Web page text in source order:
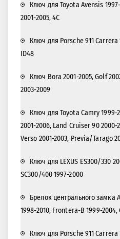
Ключ для Toyota Avensis
2001-2005, 4С
Ключ для Porsche 911
ID48
Ключ Bora 2001-2005, Golf
2003-2009
Ключ для Toyota Camry
2001-2006, Land Cruiser 90 2000-
Verso 2001-2003, Previa/Tarago
Ключ для LEXUS ES300/330
SC300/400 1997-2000
Брелок центрального замка
1998-2010, Frontera-B 1999-
Ключ для Porsche 911 Carrera